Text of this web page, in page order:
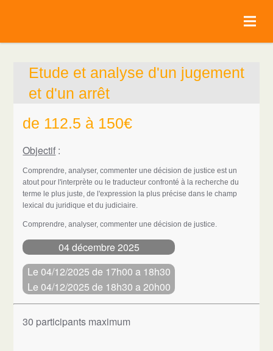
Etude et analyse d'un jugement
et d'un arrêt
de 112.5 à 150€
Objectif :
Comprendre, analyser, commenter une décision de justice est un
atout pour l'interprète ou le traducteur confronté à la recherche du
terme le plus juste, de l'expression la plus précise dans le champ
lexical du juridique et du judiciaire.
Comprendre, analyser, commenter une décision de justice.
04 décembre 2025
Le 04/12/2025 de 17h00 a 18h30
Le 04/12/2025 de 18h30 a 20h00
30 participants maximum